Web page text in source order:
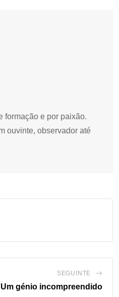
formação e por paixão.
ouvinte, observador até
SEGUINTE
Um génio incompreendido